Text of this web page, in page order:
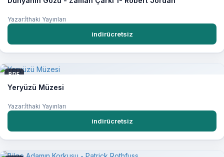
Yazar:İthaki Yayınları
indirücretsiz
PDF
Yeryüzü Müzesi
Yazar:İthaki Yayınları
indirücretsiz